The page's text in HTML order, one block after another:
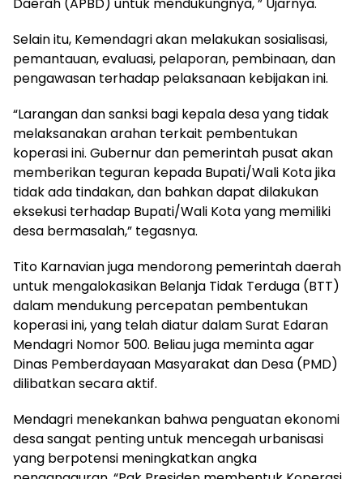
Daerah (APBD) untuk mendukungnya, ” Ujarnya.
Selain itu, Kemendagri akan melakukan sosialisasi,
pemantauan, evaluasi, pelaporan, pembinaan, dan
pengawasan terhadap pelaksanaan kebijakan ini.
“Larangan dan sanksi bagi kepala desa yang tidak
melaksanakan arahan terkait pembentukan
koperasi ini. Gubernur dan pemerintah pusat akan
memberikan teguran kepada Bupati/Wali Kota jika
tidak ada tindakan, dan bahkan dapat dilakukan
eksekusi terhadap Bupati/Wali Kota yang memiliki
desa bermasalah,” tegasnya.
Tito Karnavian juga mendorong pemerintah daerah
untuk mengalokasikan Belanja Tidak Terduga (BTT)
dalam mendukung percepatan pembentukan
koperasi ini, yang telah diatur dalam Surat Edaran
Mendagri Nomor 500. Beliau juga meminta agar
Dinas Pemberdayaan Masyarakat dan Desa (PMD)
dilibatkan secara aktif.
Mendagri menekankan bahwa penguatan ekonomi
desa sangat penting untuk mencegah urbanisasi
yang berpotensi meningkatkan angka